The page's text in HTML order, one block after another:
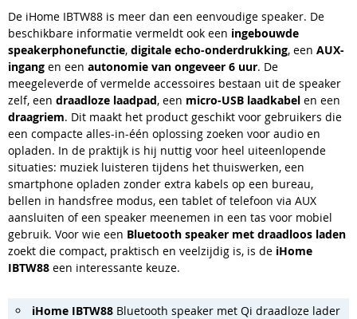
De iHome IBTW88 is meer dan een eenvoudige speaker. De
beschikbare informatie vermeldt ook een ingebouwde
speakerphonefunctie, digitale echo-onderdrukking, een AUX-
ingang en een autonomie van ongeveer 6 uur. De
meegeleverde of vermelde accessoires bestaan uit de speaker
zelf, een draadloze laadpad, een micro-USB laadkabel en een
draagriem. Dit maakt het product geschikt voor gebruikers die
een compacte alles-in-één oplossing zoeken voor audio en
opladen. In de praktijk is hij nuttig voor heel uiteenlopende
situaties: muziek luisteren tijdens het thuiswerken, een
smartphone opladen zonder extra kabels op een bureau,
bellen in handsfree modus, een tablet of telefoon via AUX
aansluiten of een speaker meenemen in een tas voor mobiel
gebruik. Voor wie een Bluetooth speaker met draadloos laden
zoekt die compact, praktisch en veelzijdig is, is de iHome
IBTW88 een interessante keuze.
iHome IBTW88 Bluetooth speaker met Qi draadloze lader